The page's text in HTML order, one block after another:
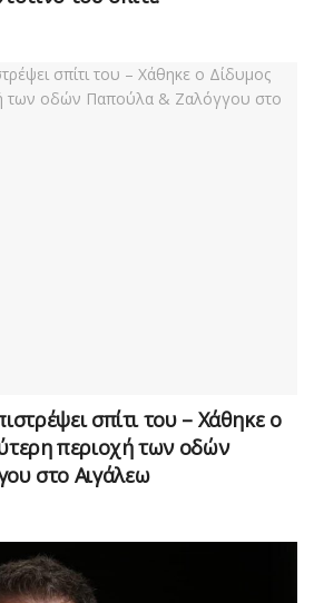
σπίτι του – Χάθηκε ο
περιοχή των οδών
στο Αιγάλεω